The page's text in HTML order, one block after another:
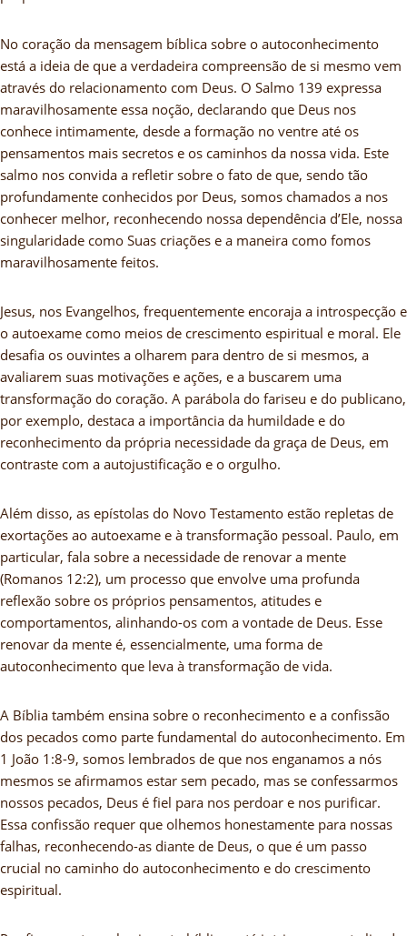
No coração da mensagem bíblica sobre o autoconhecimento
está a ideia de que a verdadeira compreensão de si mesmo vem
através do relacionamento com Deus. O Salmo 139 expressa
maravilhosamente essa noção, declarando que Deus nos
conhece intimamente, desde a formação no ventre até os
pensamentos mais secretos e os caminhos da nossa vida. Este
salmo nos convida a refletir sobre o fato de que, sendo tão
profundamente conhecidos por Deus, somos chamados a nos
conhecer melhor, reconhecendo nossa dependência d’Ele, nossa
singularidade como Suas criações e a maneira como fomos
maravilhosamente feitos.
Jesus, nos Evangelhos, frequentemente encoraja a introspecção e
o autoexame como meios de crescimento espiritual e moral. Ele
desafia os ouvintes a olharem para dentro de si mesmos, a
avaliarem suas motivações e ações, e a buscarem uma
transformação do coração. A parábola do fariseu e do publicano,
por exemplo, destaca a importância da humildade e do
reconhecimento da própria necessidade da graça de Deus, em
contraste com a autojustificação e o orgulho.
Além disso, as epístolas do Novo Testamento estão repletas de
exortações ao autoexame e à transformação pessoal. Paulo, em
particular, fala sobre a necessidade de renovar a mente
(Romanos 12:2), um processo que envolve uma profunda
reflexão sobre os próprios pensamentos, atitudes e
comportamentos, alinhando-os com a vontade de Deus. Esse
renovar da mente é, essencialmente, uma forma de
autoconhecimento que leva à transformação de vida.
A Bíblia também ensina sobre o reconhecimento e a confissão
dos pecados como parte fundamental do autoconhecimento. Em
1 João 1:8-9, somos lembrados de que nos enganamos a nós
mesmos se afirmamos estar sem pecado, mas se confessarmos
nossos pecados, Deus é fiel para nos perdoar e nos purificar.
Essa confissão requer que olhemos honestamente para nossas
falhas, reconhecendo-as diante de Deus, o que é um passo
crucial no caminho do autoconhecimento e do crescimento
espiritual.